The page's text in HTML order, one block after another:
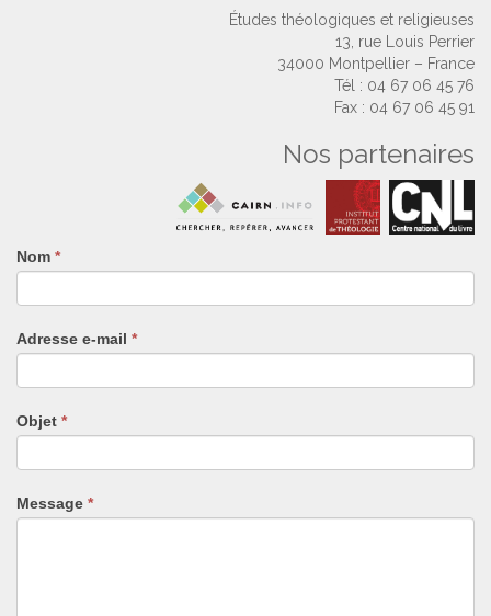
Études théologiques et religieuses
13, rue Louis Perrier
34000 Montpellier – France
Tél : 04 67 06 45 76
Fax : 04 67 06 45 91
Nos partenaires
Nom *
Adresse e-mail *
Objet *
Message *
Si
vous
êtes
humain,
remplissez
ce